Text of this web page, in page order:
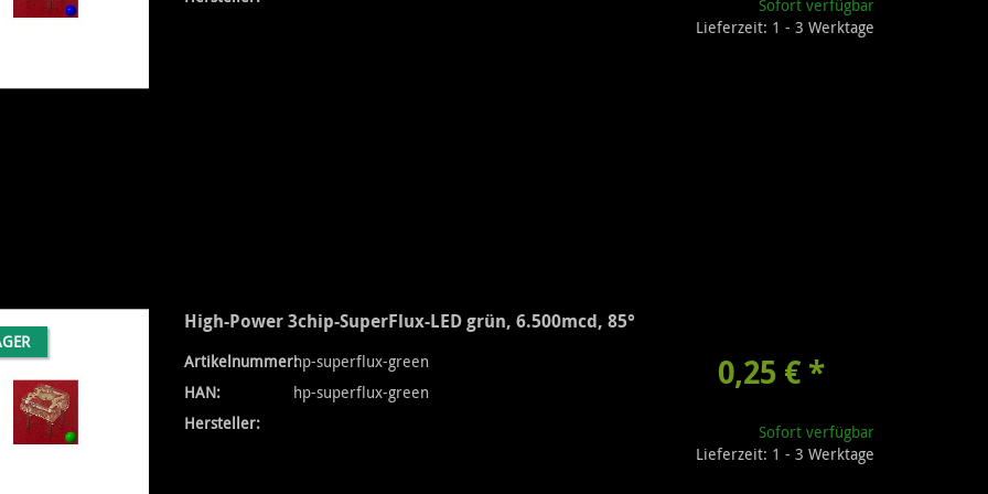
Sofort verfügbar
Lieferzeit: 1 - 3 Werktage
High-Power 3chip-SuperFlux-LED grün, 6.500mcd, 85°
Artikelnummer:hp-superflux-green
HAN:
hp-superflux-green
Hersteller:
0,25 € *
Sofort verfügbar
Lieferzeit: 1 - 3 Werktage